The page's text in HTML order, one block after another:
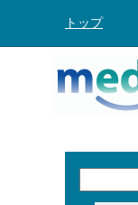
トップ